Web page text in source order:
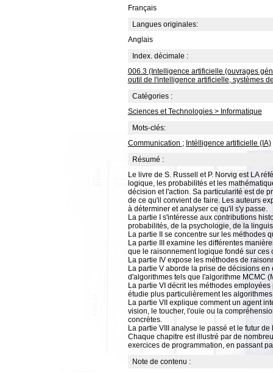
Français
Langues originales:
Anglais
Index. décimale :
006.3 (Intelligence artificielle (ouvrages
outil de l'intelligence artificielle, systèmes
Catégories :
Sciences et Technologies > Informatique
Mots-clés:
Communication ; Intélligence artificielle (IA)
Résumé :
Le livre de S. Russell et P. Norvig est LA
logique, les probabilités et les
décision et l'action. Sa particularité est de
de ce qu'il convient de faire. Les auteurs
à déterminer et analyser ce qu'il s'y passe.
La partie I s'intéresse aux contributions
probabilités, de la psychologie, de la
La partie II se concentre sur les méthodes
La partie III examine les différentes
que le raisonnement logique fondé sur ces
La partie IV expose les méthodes de
La partie V aborde la prise de décisions
d'algorithmes tels que l'algorithme MCMC
La partie VI décrit les méthodes
étudie plus particulièrement les
La partie VII explique comment un agent
vision, le toucher, l'ouïe ou la
concrètes.
La partie VIII analyse le passé et le futur
Chaque chapitre est illustré par de
exercices de programmation, en passant
Note de contenu :